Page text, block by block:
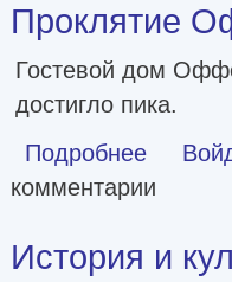
Проклятие
Гостевой дом
достигло пика.
Подробнее о
комментарии
История и